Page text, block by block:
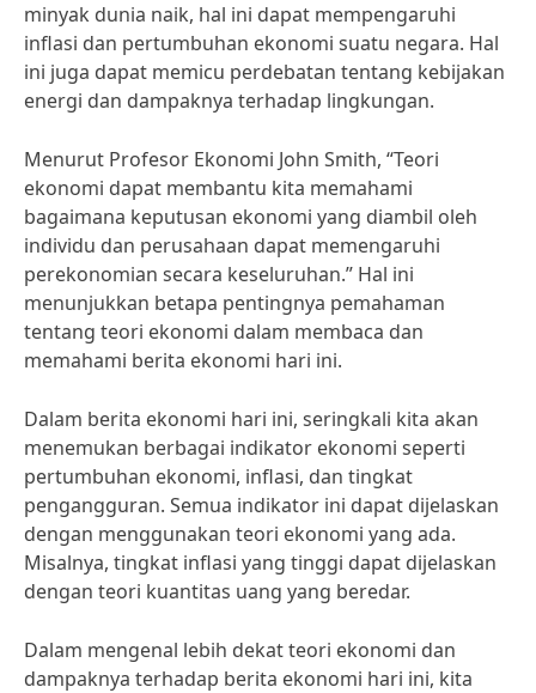
minyak dunia naik, hal ini dapat mempengaruhi
inflasi dan pertumbuhan ekonomi suatu negara. Hal
ini juga dapat memicu perdebatan tentang kebijakan
energi dan dampaknya terhadap lingkungan.
Menurut Profesor Ekonomi John Smith, “Teori
ekonomi dapat membantu kita memahami
bagaimana keputusan ekonomi yang diambil oleh
individu dan perusahaan dapat memengaruhi
perekonomian secara keseluruhan.” Hal ini
menunjukkan betapa pentingnya pemahaman
tentang teori ekonomi dalam membaca dan
memahami berita ekonomi hari ini.
Dalam berita ekonomi hari ini, seringkali kita akan
menemukan berbagai indikator ekonomi seperti
pertumbuhan ekonomi, inflasi, dan tingkat
pengangguran. Semua indikator ini dapat dijelaskan
dengan menggunakan teori ekonomi yang ada.
Misalnya, tingkat inflasi yang tinggi dapat dijelaskan
dengan teori kuantitas uang yang beredar.
Dalam mengenal lebih dekat teori ekonomi dan
dampaknya terhadap berita ekonomi hari ini, kita